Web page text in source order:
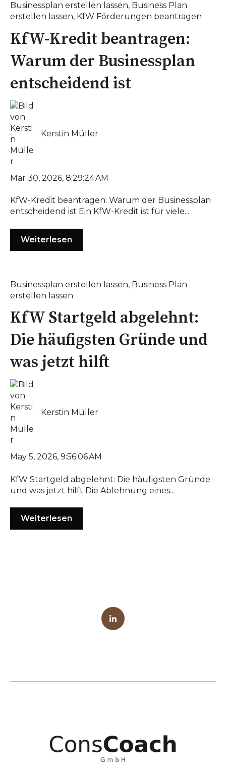
Businessplan erstellen lassen, Business Plan
erstellen lassen, KfW Förderungen beantragen
KfW-Kredit beantragen:
Warum der Businessplan
entscheidend ist
Kerstin Müller
Mar 30, 2026, 8:29:24 AM
KfW-Kredit beantragen: Warum der Businessplan
entscheidend ist Ein KfW-Kredit ist für viele...
Weiterlesen
Businessplan erstellen lassen, Business Plan
erstellen lassen
KfW Startgeld abgelehnt:
Die häufigsten Gründe und
was jetzt hilft
Kerstin Müller
May 5, 2026, 9:56:06 AM
KfW Startgeld abgelehnt: Die häufigsten Gründe
und was jetzt hilft Die Ablehnung eines...
Weiterlesen